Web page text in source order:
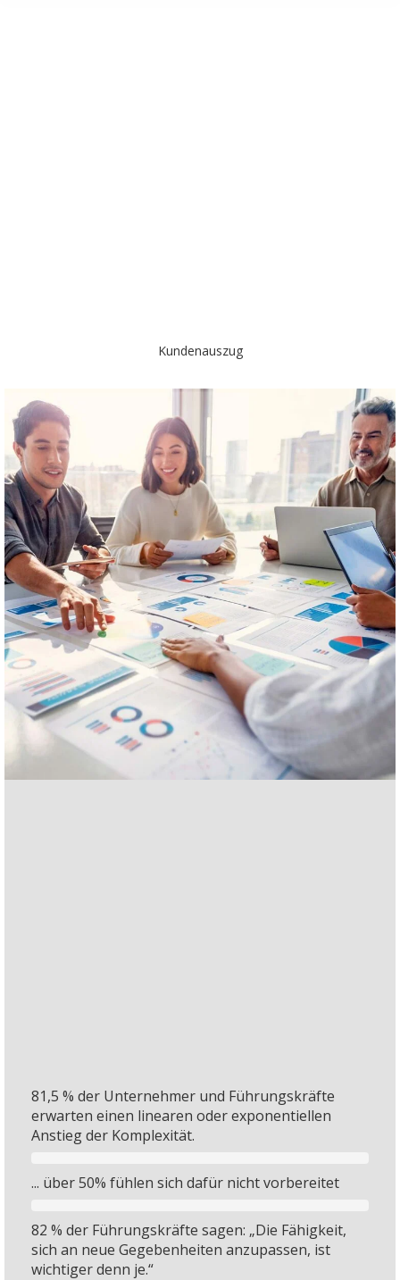
Kundenauszug
81,5 % der Unternehmer und Führungskräfte
erwarten einen linearen oder exponentiellen
Anstieg der Komplexität.
... über 50% fühlen sich dafür nicht vorbereitet
82 % der Führungskräfte sagen: „Die Fähigkeit,
sich an neue Gegebenheiten anzupassen, ist
wichtiger denn je.“